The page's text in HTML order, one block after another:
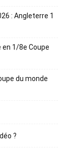
: Angleterre 1
en 1/8e Coupe
du monde
?